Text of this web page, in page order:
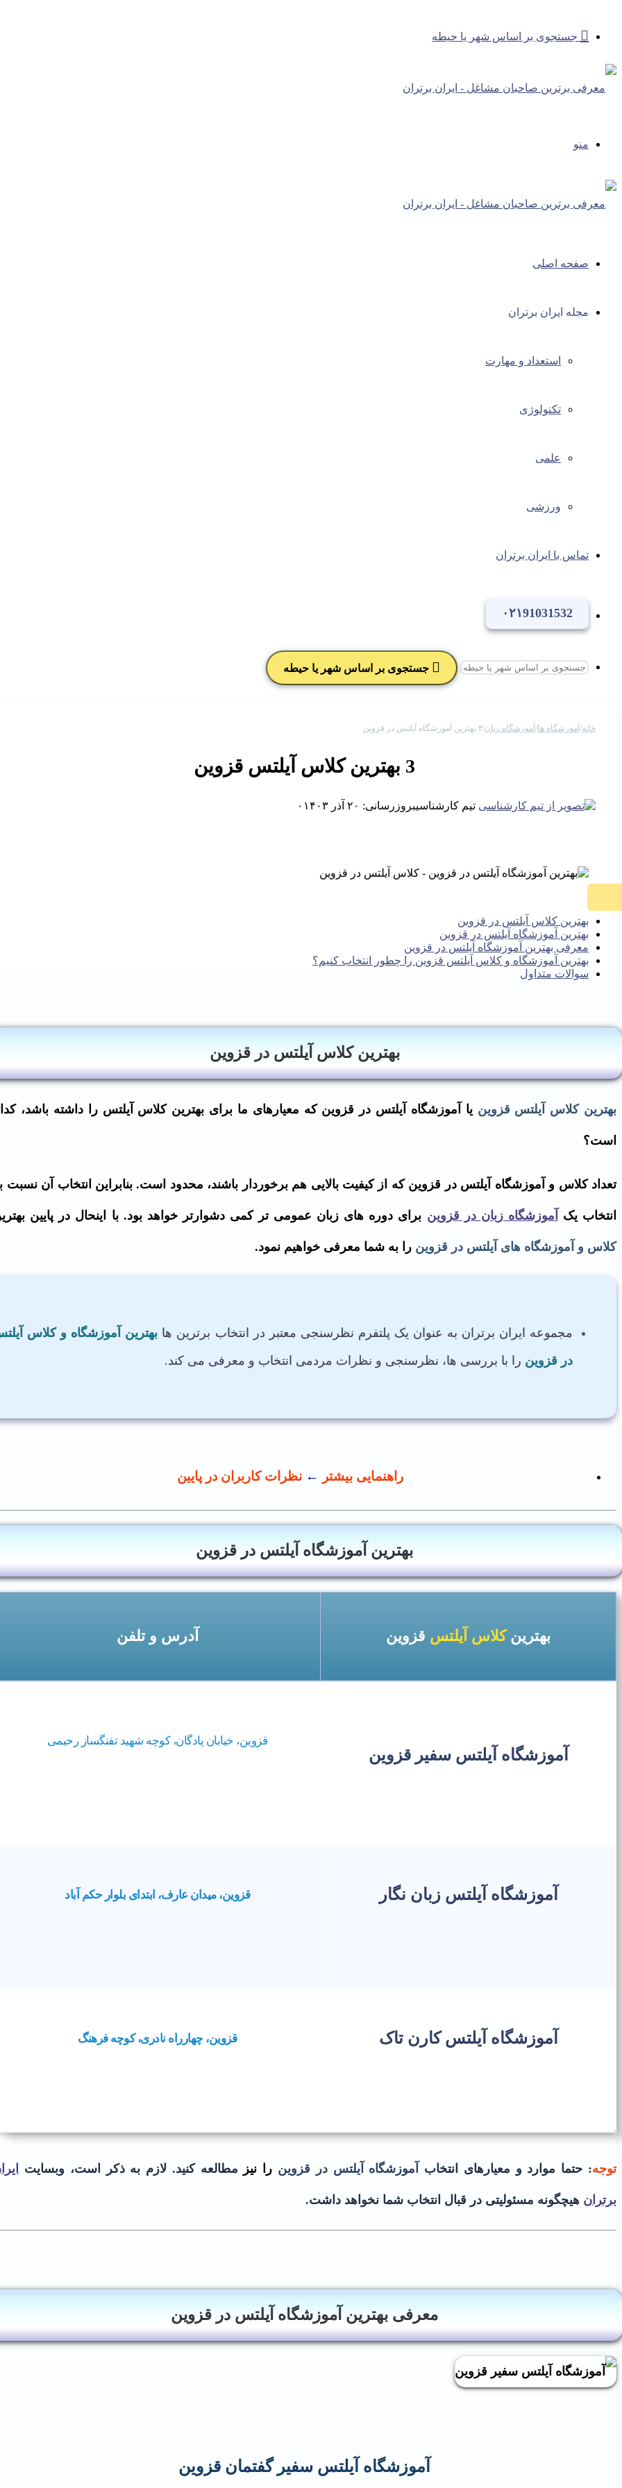
جستجوی بر اساس شهر یا حیطه
منو
صفحه اصلی
مجله ایران برتران
استعداد و مهارت
تکنولوژی
علمی
ورزشی
تماس با ایران برتران
۰۲۱91031532
جستجوی بر اساس شهر یا حیطه
خانه/ آموزشگاه ها/ آموزشگاه زبان/۳ بهترین آموزشگاه آیلتس در قزوین
3 بهترین کلاس آیلتس قزوین
تیم کارشناسیبروزرسانی: ۲۰ آذر ۱۴۰۳ ۰
بهترین کلاس آیلتس در قزوین
بهترین آموزشگاه آیلتس در قزوین
معرفی بهترین آموزشگاه آیلتس در قزوین
بهترین آموزشگاه و کلاس آیلتس قزوین را چطور انتخاب کنیم؟
سوالات متداول
بهترین کلاس آیلتس در قزوین
بهترین کلاس آیلتس قزوین یا آموزشگاه آیلتس در قزوین که معیارهای ما برای بهترین کلاس آیلتس را داشته باشد،
است؟
تعداد کلاس و آموزشگاه آیلتس در قزوین که از کیفیت بالایی هم برخوردار باشند، محدود است. بنابراین انتخاب آن نسبت
انتخاب یک آموزشگاه زبان در قزوین برای دوره های زبان عمومی تر کمی دشوارتر خواهد بود. با اینحال در پایین
کلاس و آموزشگاه های آیلتس در قزوین را به شما معرفی خواهیم نمود.
مجموعه ایران برتران به عنوان یک پلتفرم نظرسنجی معتبر در انتخاب برترین ها بهترین
آموزشگاه و کلاس
در قزوین را با بررسی ها، نظرسنجی و نظرات مردمی انتخاب و معرفی می کند.
راهنمایی بیشتر ← نظرات کاربران در پایین
بهترین آموزشگاه آیلتس در قزوین
بهترینکلاس آیلتس قزوین آدرس و تلفن
آموزشگاه آیلتس سفیر قزوین
قزوین، خیابان پادگان، کوچه شهید تفنگساز رحیمی
آموزشگاه آیلتس زبان نگار قزوین، میدان عارف، ابتدای بلوار حکم آباد
آموزشگاه آیلتس کارن تاک قزوین، چهارراه نادری، کوچه فرهنگ
توجه: حتما موارد و معیارهای انتخاب آموزشگاه آیلتس در قزوین را نیز مطالعه کنید. لازم به ذکر است، وبسایت
برتران هیچگونه مسئولیتی در قبال انتخاب شما نخواهد داشت.
معرفی بهترین آموزشگاه آیلتس در قزوین
آموزشگاه آیلتس سفیر گفتمان قزوین